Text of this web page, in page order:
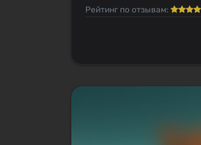
Рейтинг по отзывам: